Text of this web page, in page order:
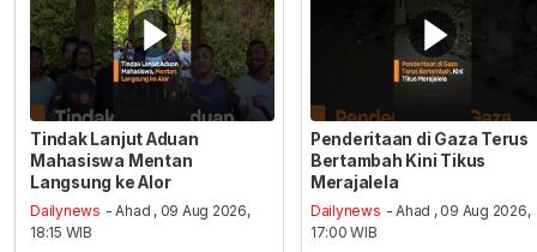
Tindak Lanjut Aduan
Mahasiswa Mentan
Langsung ke Alor
Dailynews - Ahad , 09 Aug 2026,
18:15 WIB
Penderitaan di Gaza Terus
Bertambah Kini Tikus
Merajalela
Dailynews - Ahad , 09 Aug 2026,
17:00 WIB